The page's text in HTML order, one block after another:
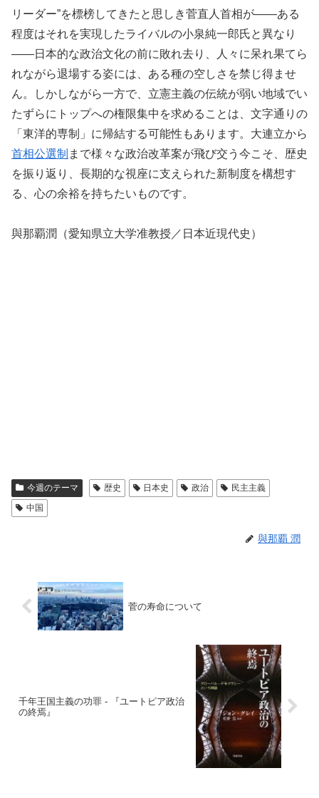
リーダー”を標榜してきたと思しき菅直人首相が――ある
程度はそれを実現したライバルの小泉純一郎氏と異なり
――日本的な政治文化の前に敗れ去り、人々に呆れ果てら
れながら退場する姿には、ある種の空しさを禁じ得ませ
ん。しかしながら一方で、立憲主義の伝統が弱い地域でい
たずらにトップへの権限集中を求めることは、文字通りの
「東洋的専制」に帰結する可能性もあります。大連立から
首相公選制 まで様々な政治改革案が飛び交う今こそ、歴史
を振り返り、長期的な視座に支えられた新制度を構想す
る、心の余裕を持ちたいものです。
與那覇潤（愛知県立大学准教授／日本近現代史）
今週のテーマ 歴史 日本史 政治
民主主義
中国
與那覇 潤
菅の寿命について
千年王国主義の功罪 - 『ユートピア政治
の終焉』